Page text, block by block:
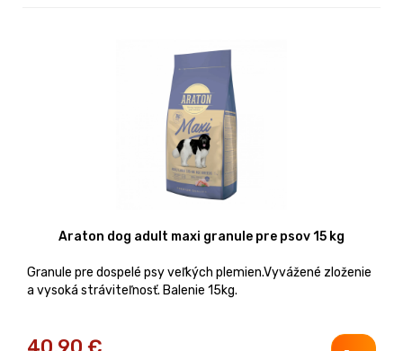
Araton dog adult maxi granule pre psov 15 kg
Granule pre dospelé psy veľkých plemien.Vyvážené zloženie
a vysoká stráviteľnosť. Balenie 15kg.